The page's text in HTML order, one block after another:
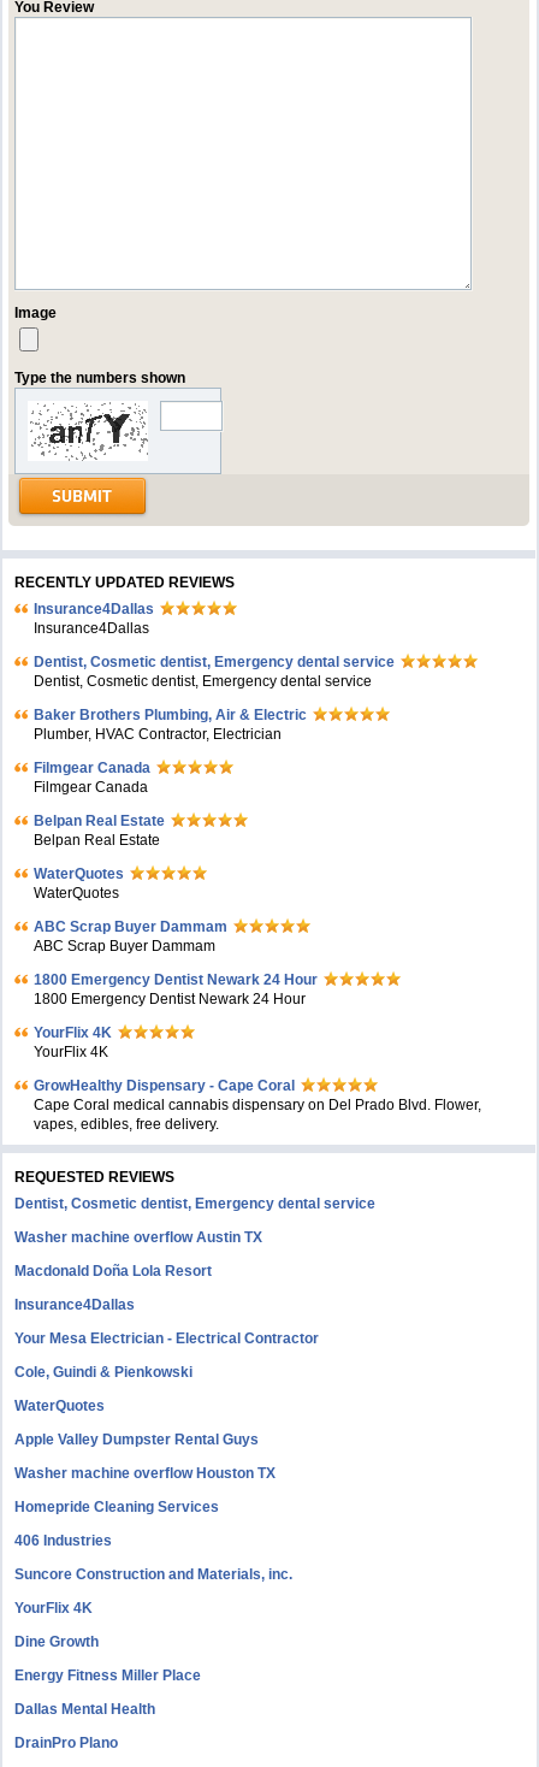
You Review
Image
Type the numbers shown
RECENTLY UPDATED REVIEWS
Insurance4Dallas
Insurance4Dallas
Dentist, Cosmetic dentist, Emergency dental service
Dentist, Cosmetic dentist, Emergency dental service
Baker Brothers Plumbing, Air & Electric
Plumber, HVAC Contractor, Electrician
Filmgear Canada
Filmgear Canada
Belpan Real Estate
Belpan Real Estate
WaterQuotes
WaterQuotes
ABC Scrap Buyer Dammam
ABC Scrap Buyer Dammam
1800 Emergency Dentist Newark 24 Hour
1800 Emergency Dentist Newark 24 Hour
YourFlix 4K
YourFlix 4K
GrowHealthy Dispensary - Cape Coral
Cape Coral medical cannabis dispensary on Del Prado Blvd. Flower,
vapes, edibles, free delivery.
REQUESTED REVIEWS
Dentist, Cosmetic dentist, Emergency dental service
Washer machine overflow Austin TX
Macdonald Doña Lola Resort
Insurance4Dallas
Your Mesa Electrician - Electrical Contractor
Cole, Guindi & Pienkowski
WaterQuotes
Apple Valley Dumpster Rental Guys
Washer machine overflow Houston TX
Homepride Cleaning Services
406 Industries
Suncore Construction and Materials, inc.
YourFlix 4K
Dine Growth
Energy Fitness Miller Place
Dallas Mental Health
DrainPro Plano